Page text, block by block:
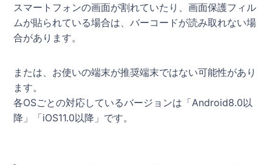
スマートフォンの画面が割れていたり、画面保護フィル
ムが貼られている場合は、バーコードが読み取れない場
合があります。
または、お使いの端末が推奨端末ではない可能性があり
ます。
各OSごとの対応しているバージョンは「Android8.0以
降」「iOS11.0以降」です。